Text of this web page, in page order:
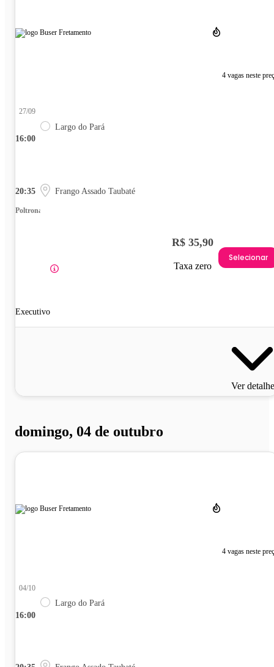
4 vagas neste
16:00
27/09
Largo do Pará
20:35 Frango Assado Taubaté
Poltrona
Executivo
R$ 35,90
Taxa zero
Selecionar
Ver
domingo, 04 de outubro
4 vagas neste
16:00
04/10
Largo do Pará